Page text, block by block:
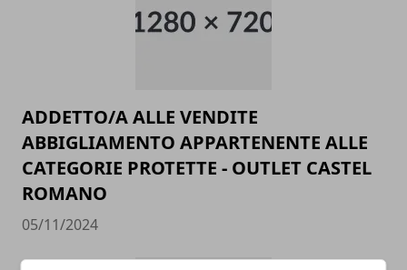
ADDETTO/A ALLE VENDITE
ABBIGLIAMENTO APPARTENENTE ALLE
CATEGORIE PROTETTE - OUTLET CASTEL
ROMANO
05/11/2024